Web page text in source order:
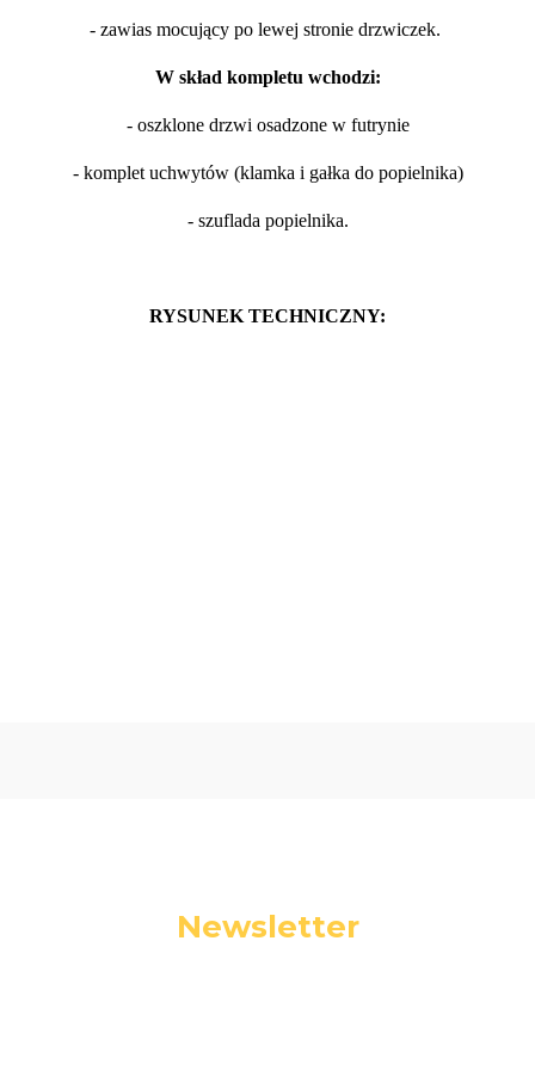
- zawias mocujący po lewej stronie drzwiczek.
W skład kompletu wchodzi:
- oszklone drzwi osadzone w futrynie
- komplet uchwytów (klamka i gałka do popielnika)
- szuflada popielnika.
RYSUNEK TECHNICZNY:
Newsletter